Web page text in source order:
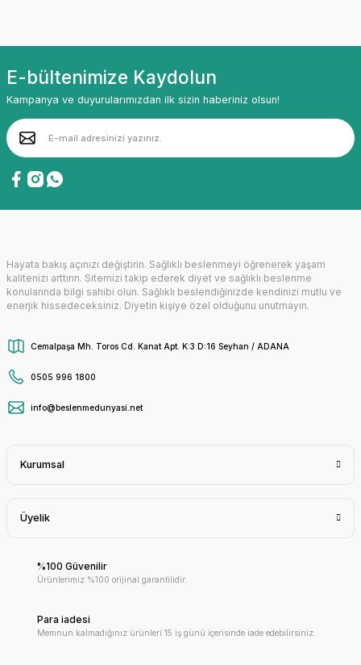
E-bültenimize Kaydolun
Kampanya ve duyurularımızdan ilk sizin haberiniz olsun!
Hayata bakış açınızı değiştirin. Sağlıklı beslenmeyi öğrenerek yaşam
kalitenizi arttırın. Sitemizi takip ederek diyet ve sağlıklı beslenme
konularında bilgi sahibi olun. Sağlıklı beslendiğinizde kendinizi mutlu ve
enerjik hissedeceksiniz. Diyetin kişiye özel olduğunu unutmayın.
Cemalpaşa Mh. Toros Cd. Kanat Apt. K:3 D:16 Seyhan / ADANA
0505 996 1800
info@beslenmedunyasi.net
Kurumsal
Üyelik
%100 Güvenilir
Ürünlerimiz %100 orijinal garantilidir.
Para iadesi
Memnun kalmadığınız ürünleri 15 iş günü içerisinde iade edebilirsiniz.